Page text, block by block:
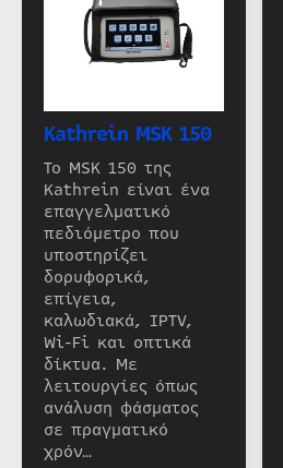
Kathrein MSK 150
Το MSK 150 της
Kathrein είναι ένα
επαγγελματικό
πεδιόμετρο που
υποστηρίζει
δορυφορικά,
επίγεια,
καλωδιακά, IPTV,
Wi-Fi και οπτικά
δίκτυα. Με
λειτουργίες όπως
ανάλυση φάσματος
σε πραγματικό
χρόν…